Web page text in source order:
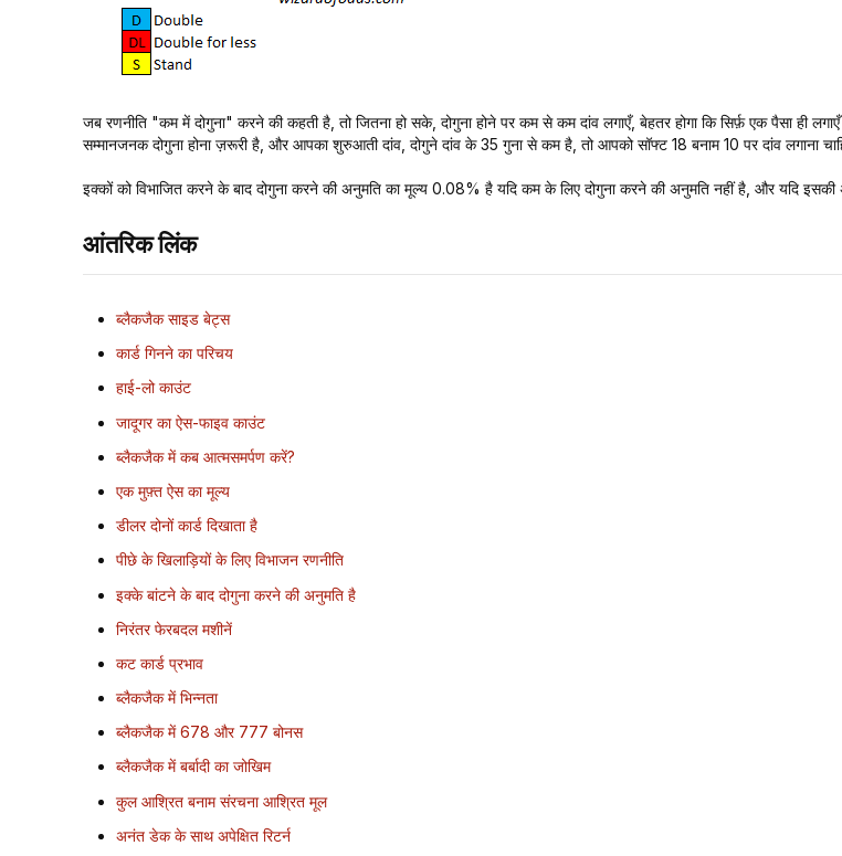
जब रणनीति "कम में दोगुना" करने की कहती है, तो जितना हो सके, दोगुना होने पर कम से कम दांव लगाएँ, बेहतर होगा कि सिर्फ़ एक पैसा ही
सम्मानजनक दोगुना होना ज़रूरी है, और आपका शुरुआती दांव, दोगुने दांव के 35 गुना से कम है, तो आपको सॉफ्ट 18 बनाम 10 पर दांव लगाना
इक्कों को विभाजित करने के बाद दोगुना करने की अनुमति का मूल्य 0.08% है यदि कम के लिए दोगुना करने की अनुमति नहीं है, और यदि
आंतरिक लिंक
ब्लैकजैक साइड बेट्स
कार्ड गिनने का परिचय
हाई-लो काउंट
जादूगर का ऐस-फाइव काउंट
ब्लैकजैक में कब आत्मसमर्पण करें?
एक मुफ़्त ऐस का मूल्य
डीलर दोनों कार्ड दिखाता है
पीछे के खिलाड़ियों के लिए विभाजन रणनीति
इक्के बांटने के बाद दोगुना करने की अनुमति है
निरंतर फेरबदल मशीनें
कट कार्ड प्रभाव
ब्लैकजैक में भिन्नता
ब्लैकजैक में 678 और 777 बोनस
ब्लैकजैक में बर्बादी का जोखिम
कुल आश्रित बनाम संरचना आश्रित मूल
अनंत डेक के साथ अपेक्षित रिटर्न